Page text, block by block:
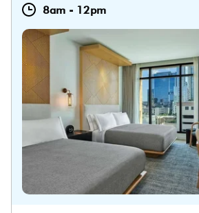
8am - 12pm